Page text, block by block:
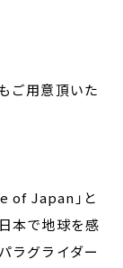
ご用意頂いた
of Japan」と
本で地球を感
ラグライダー